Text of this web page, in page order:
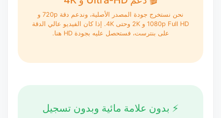
نحن نستخرج جودة المصدر الأصلية، وندعم دقة 720p و
1080p Full HD و 2K وحتى 4K. إذا كان الفيديو عالي الدقة
على بنترست، فستحصل عليه بجودة HD هنا.
⚡ بدون علامة مائية وبدون تسجيل